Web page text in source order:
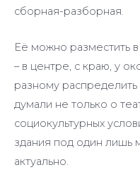
сборная-разборная.
Её можно разместить
– в центре, с краю, у
разному
думали не только о
социокультурных
здания под один лишь
актуально.